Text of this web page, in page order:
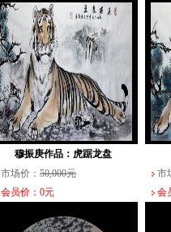
穆振庚作品：虎踞龙盘
市场价： 50,000元
会员价：0元
市
会